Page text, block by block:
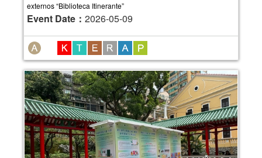
externos “Biblioteca Itinerante”
Event Date： 2026-05-09